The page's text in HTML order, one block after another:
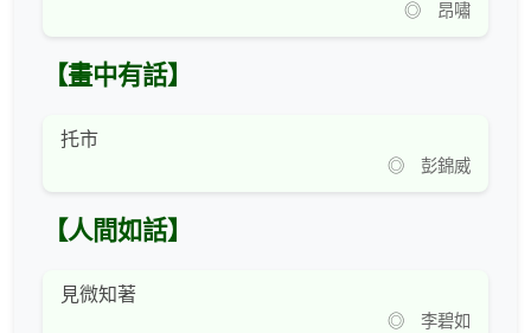
◎ 昂嘯
【畫中有話】
托市
◎ 彭錦威
【人間如話】
見微知著
◎ 李碧如